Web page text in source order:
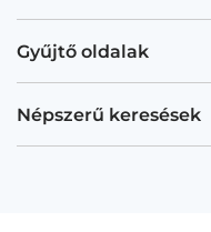
Gyűjtő oldalak
Népszerű keresések